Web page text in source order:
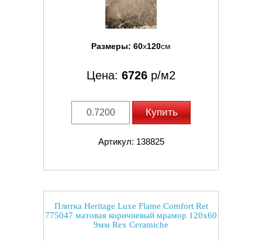
Размеры: 60x120см
Цена: 6726 р/м2
Купить
Артикул: 138825
Плитка Heritage Luxe Flame Comfort Ret
775047 матовая коричневый мрамор 120x60
9мм Rex Ceramiche